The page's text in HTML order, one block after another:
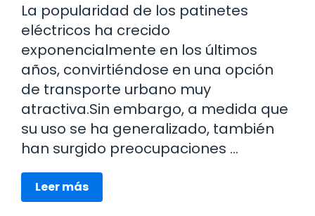
La popularidad de los patinetes
eléctricos ha crecido
exponencialmente en los últimos
años, convirtiéndose en una opción
de transporte urbano muy
atractiva.Sin embargo, a medida que
su uso se ha generalizado, también
han surgido preocupaciones …
Leer más